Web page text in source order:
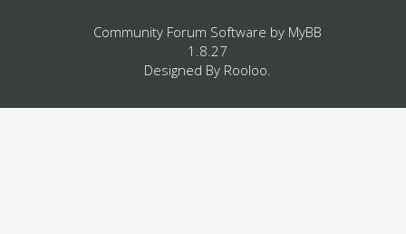
Community Forum Software by MyBB
1.8.27
Designed By Rooloo.